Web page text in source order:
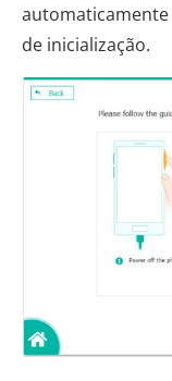
de inicialização.